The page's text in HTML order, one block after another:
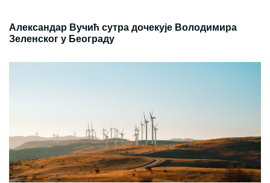
Александар Вучић сутра дочекује Володимира
Зеленског у Београду